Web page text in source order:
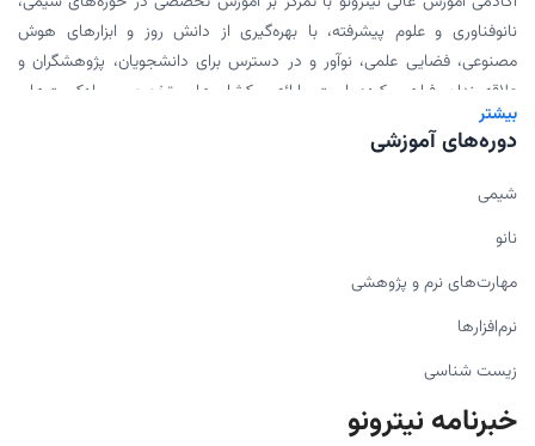
نانوفناوری و علوم پیشرفته، با بهره‌گیری از دانش روز و ابزارهای هوش
مصنوعی، فضایی علمی، نوآور و در دسترس برای دانشجویان، پژوهشگران و
علاقه‌مندان فراهم کرده است. ارائه ورکشاپ‌های تخصصی، پادکست‌های
علمی، محتوای دانلودی و همکاری با اساتید برجسته، بخشی از مأموریت ما
برای گسترش علم به شیوه‌ای مدرن و اثربخش است.
بیشتر
دوره‌های آموزشی
شیمی
نانو
مهارت‌های نرم و پژوهشی
نرم‌افزارها
زیست شناسی
خبرنامه نیترونو